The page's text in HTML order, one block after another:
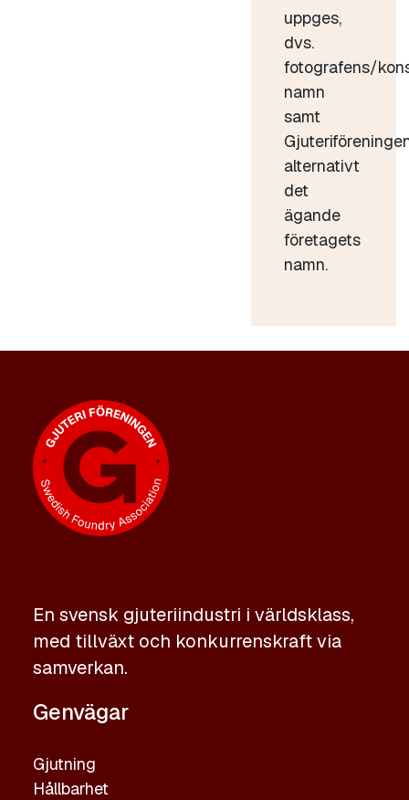
uppges,
dvs.
fotografens/
namn
samt
alternativt
det
ägande
företagets
namn.
En svensk gjuteriindustri i världsklass,
med tillväxt och konkurrenskraft via
samverkan.
Genvägar
Gjutning
Hållbarhet